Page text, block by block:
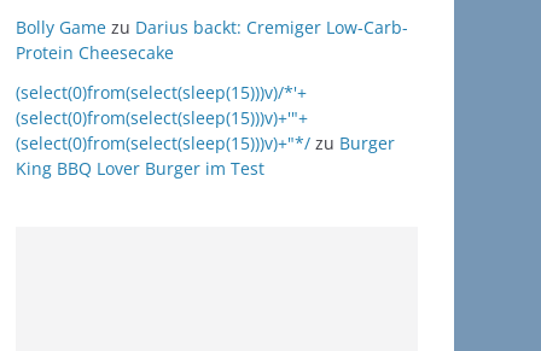
Bolly Game zu Darius backt: Cremiger Low-Carb-
Protein Cheesecake
(select(0)from(select(sleep(15)))v)/*'+
(select(0)from(select(sleep(15)))v)+'"+
(select(0)from(select(sleep(15)))v)+"*/ zu Burger
King BBQ Lover Burger im Test